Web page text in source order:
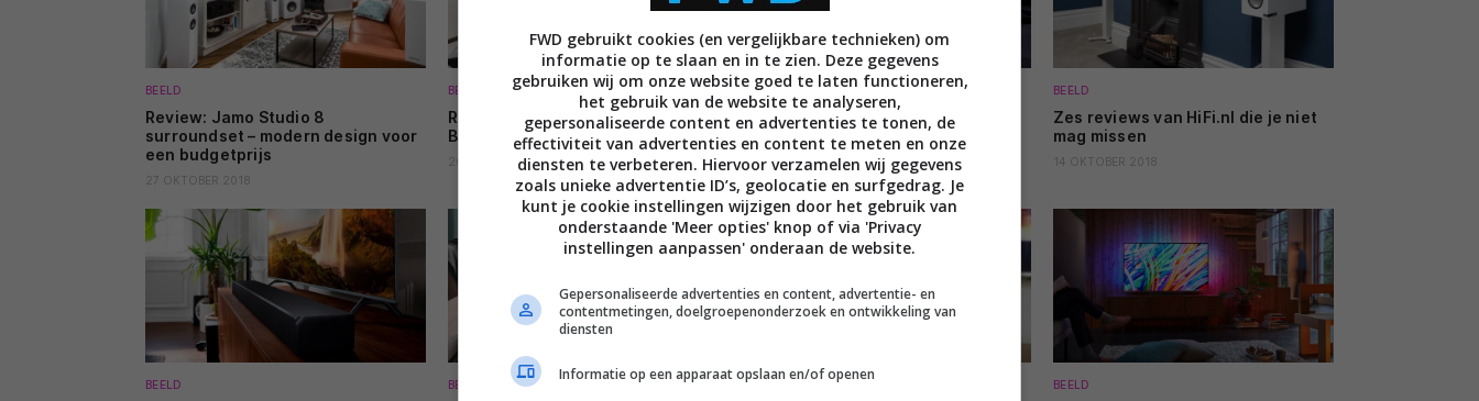
BEELD
Review: Jamo Studio 8
surroundset – modern design voor
een budgetprijs
27 OKTOBER 2018
BEELD
Review: Sony UBP-X500 Ultra HD
Blu-ray-speler
20 OKTOBER 2018
BEELD
Review: Sony KD-65AF9 (AF9-
serie) Master Series OLED tv
17 OKTOBER 2018
BEELD
Zes reviews van HiFi.nl die je niet
mag missen
14 OKTOBER 2018
BEELD BEELD BEELD
FWD gebruikt cookies (en vergelijkbare technieken) om
informatie op te slaan en in te zien. Deze gegevens
gebruiken wij om onze website goed te laten functioneren,
het gebruik van de website te analyseren,
gepersonaliseerde content en advertenties te tonen, de
effectiviteit van advertenties en content te meten en onze
diensten te verbeteren. Hiervoor verzamelen wij gegevens
zoals unieke advertentie ID’s, geolocatie en surfgedrag. Je
kunt je cookie instellingen wijzigen door het gebruik van
onderstaande 'Meer opties' knop of via 'Privacy
instellingen aanpassen' onderaan de website.
Gepersonaliseerde advertenties en content, advertentie- en
contentmetingen, doelgroepenonderzoek en ontwikkeling van
diensten
Informatie op een apparaat opslaan en/of openen